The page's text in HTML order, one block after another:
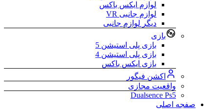
لوازم ایکس باکس
لوازم جانبی VR
دیگر لوازم جانبی
بازی
بازی پلی استیشن 5
بازی پلی استیشن 4
بازی ایکس باکس
اکشن فیگور
واقعیت مجازی
Dualsence Ps5
صفجه اصلی